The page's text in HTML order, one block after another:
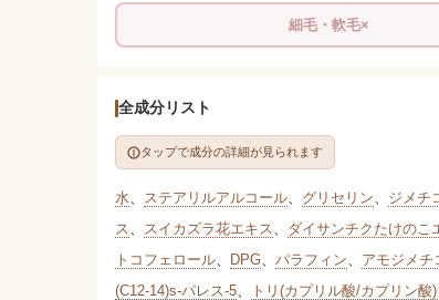
細毛・軟毛×
全成分リスト
タップで成分の詳細が見られます
水、 ステアリルアルコール、 グリセリン、 ジメチ
ス、 スイカズラ花エキス、 ダイサンチクたけのこ
トコフェロール、 DPG、 パラフィン、 アモジメチ
(C12-14)s-パレス-5、 トリ(カプリル酸/カプリン酸